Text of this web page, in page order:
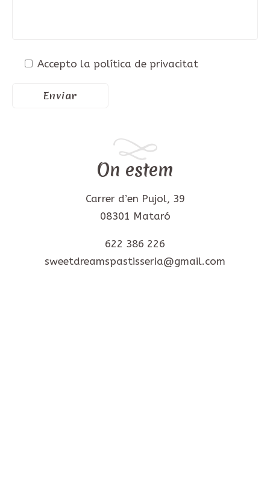
Accepto la política de privacitat
On estem
Carrer d’en Pujol, 39
08301 Mataró
622 386 226
sweetdreamspastisseria@gmail.com